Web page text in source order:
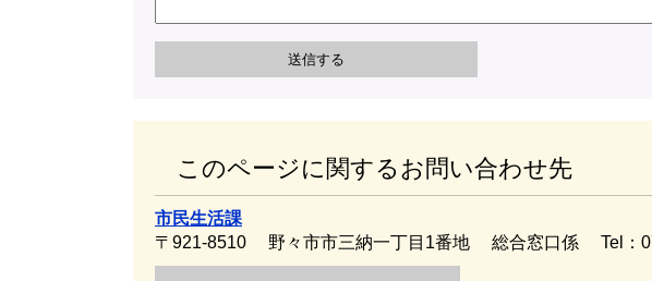
このページに関するお問い合わせ先
市民生活課
〒921-8510
野々市市三納一丁目1番地 総合窓口係 Tel：